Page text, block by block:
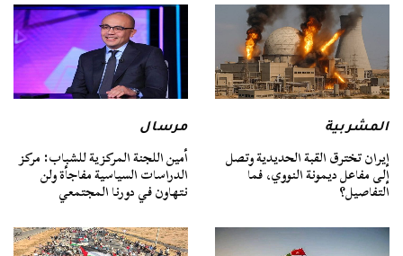
المشربية
إيران تخترق القبة الحديدية وتصل
إلى مفاعل ديمونة النووي، فما
التفاصيل؟
مرسال
أمين اللجنة المركزية للشباب: مركز
الدراسات السياسية مفاجأة ولن
نتهاون في دورنا المجتمعي